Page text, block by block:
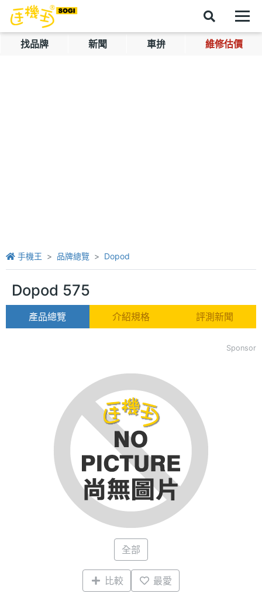
找品牌 新聞 車拚 維修估價
手機王 品牌總覽 Dopod
Dopod 575
產品總覽 介紹規格 評測新聞
Sponsor
全部
比較 最愛